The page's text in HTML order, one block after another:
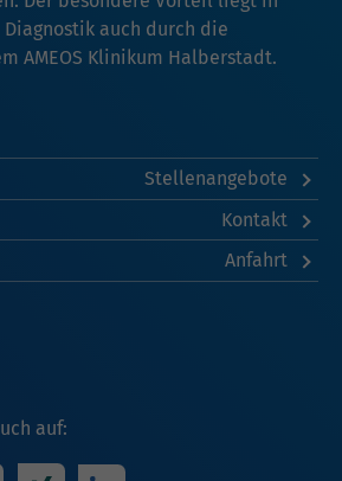
auch durch die
AMEOS Klinikum Halberstadt.
Stellenangebote
Kontakt
Anfahrt
auf: